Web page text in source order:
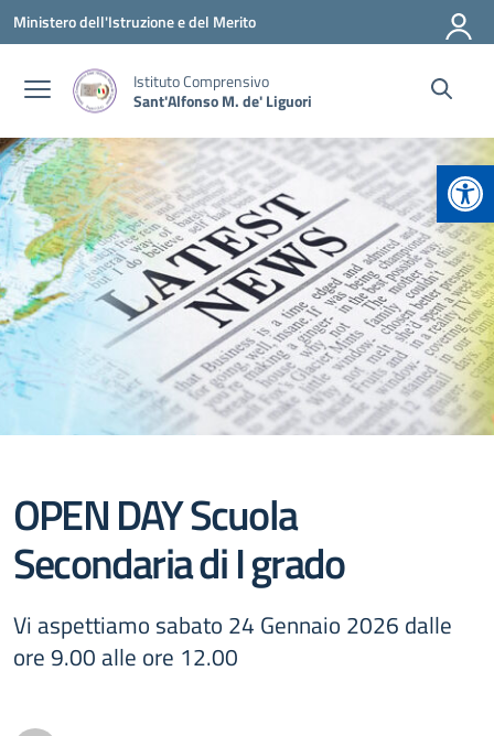
Vai ai contenuti
Vai al menu di navigazione
Vai al footer
Ministero dell'Istruzione e del Merito
Istituto Comprensivo
Sant'Alfonso M. de' Liguori
OPEN DAY Scuola
Secondaria di I grado
Vi aspettiamo sabato 24 Gennaio 2026 dalle
ore 9.00 alle ore 12.00